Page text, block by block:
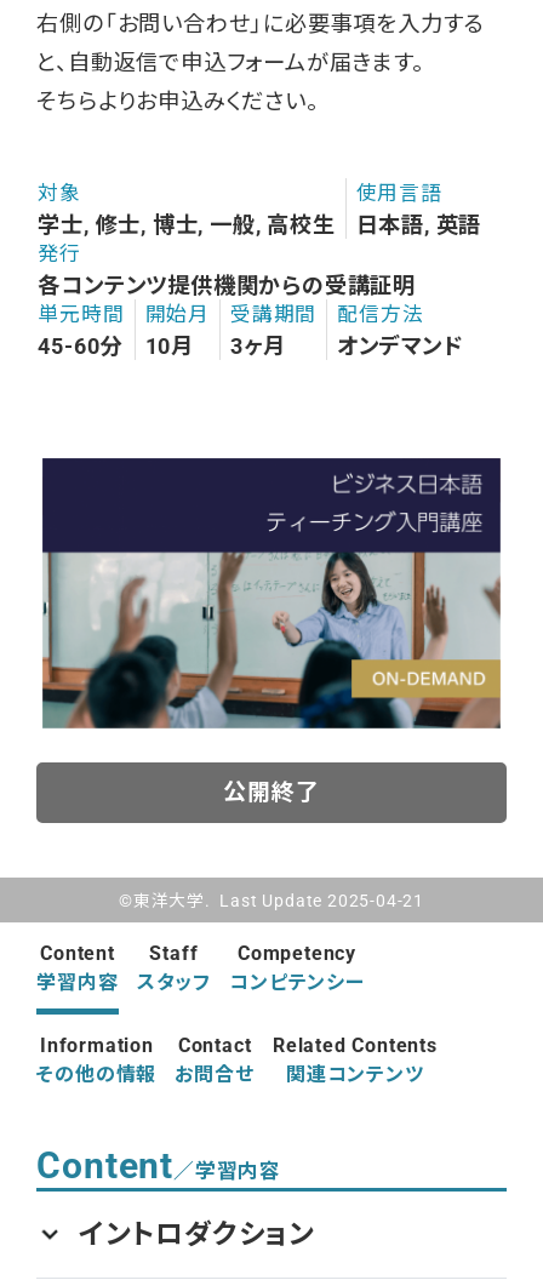
右側の「お問い合わせ」に必要事項を入力する
と、自動返信で申込フォームが届きます。
そちらよりお申込みください。
対象
学士, 修士, 博士, 一般, 高校生
使用言語
日本語, 英語
発行
各コンテンツ提供機関からの受講証明
単元時間
45-60分
開始月
10月
受講期間
3ヶ月
配信方法
オンデマンド
公開終了
©東洋大学. Last Update 2025-04-21
Content
学習内容
Staff
スタッフ
Competency
コンピテンシー
Information
その他の情報
Contact
お問合せ
Related Contents
関連コンテンツ
Content／学習内容
イントロダクション